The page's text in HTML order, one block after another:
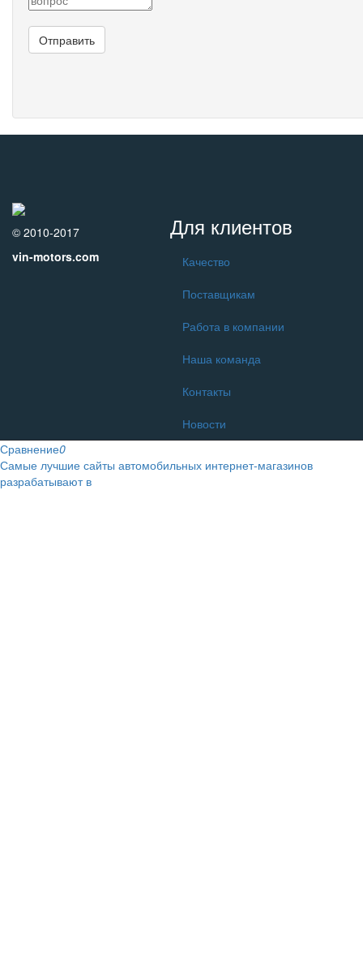
© 2010-2017
vin-motors.com
Для клиентов
Качество
Поставщикам
Работа в компании
Наша команда
Контакты
Новости
Сравнение0
Самые лучшие сайты автомобильных интернет-магазинов
разрабатывают в